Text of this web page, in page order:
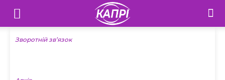
Телебачення
«Капрі»Зворотній зв’язок